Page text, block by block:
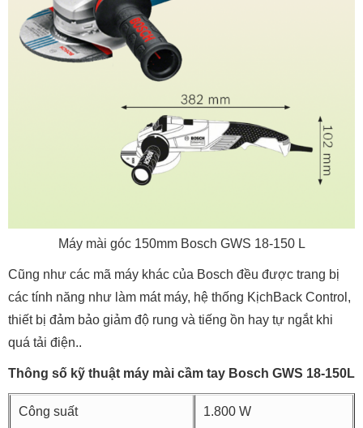
Máy mài góc 150mm Bosch GWS 18-150 L
Cũng như các mã máy khác của Bosch đều được trang bị
các tính năng như làm mát máy, hệ thống KịchBack Control,
thiết bị đảm bảo giảm độ rung và tiếng ồn hay tự ngắt khi
quá tải điện..
Thông số kỹ thuật máy mài cầm tay Bosch GWS 18-150L
Công suất 1.800 W